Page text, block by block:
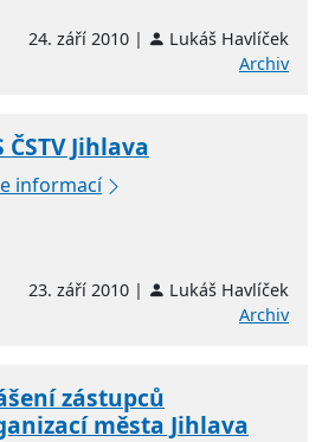
24. září 2010 |
Lukáš Havlíček
Archiv
Jihlava
informací
23. září 2010 |
Lukáš Havlíček
Archiv
zástupců
města Jihlava